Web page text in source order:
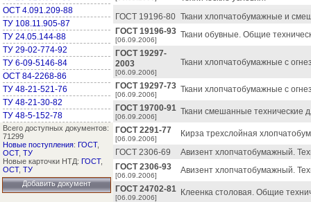
ОСТ 4.091.209-88
ТУ 108.11.905-87
ТУ 24.05.144-88
ТУ 29-02-774-92
ТУ 6-09-5146-84
ОСТ 84-2268-86
ТУ 48-21-521-76
ТУ 48-21-30-82
ТУ 48-5-152-78
Всего доступных документов:
71299
Новые поступления: ГОСТ,
ОСТ, ТУ
Новые карточки НТД: ГОСТ,
ОСТ, ТУ
Добавить документ
ГОСТ 19196-80 Ткани хлопчатобумажные и
ГОСТ 19196-93
[06.09.2006]
Ткани обувные. Общие
ГОСТ 19297-
2003
[06.09.2006]
Ткани хлопчатобумажные с
ГОСТ 19297-73
[06.09.2006]
Ткани хлопчатобумажные с
ГОСТ 19700-91
[06.09.2006]
Ткани смешанные технические
ГОСТ 2291-77
[06.09.2006]
Кирза трехслойная
ГОСТ 2306-69
Авизент хлопчатобумажный.
ГОСТ 2306-93
[06.09.2006]
Авизент хлопчатобумажный.
ГОСТ 24702-81
[06.09.2006]
Клеенка столовая. Общие